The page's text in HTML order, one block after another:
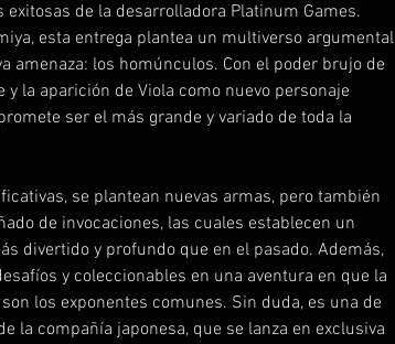
de la desarrolladora Platinum Games.
esta entrega plantea un multiverso argumental
amenaza: los homúnculos. Con el poder brujo de
y la aparición de Viola como nuevo personaje
ser el más grande y variado de toda la
se plantean nuevas armas, pero también
de invocaciones, las cuales establecen un
divertido y profundo que en el pasado. Además,
y coleccionables en una aventura en que la
los exponentes comunes. Sin duda, es una de
la compañía japonesa, que se lanza en exclusiva